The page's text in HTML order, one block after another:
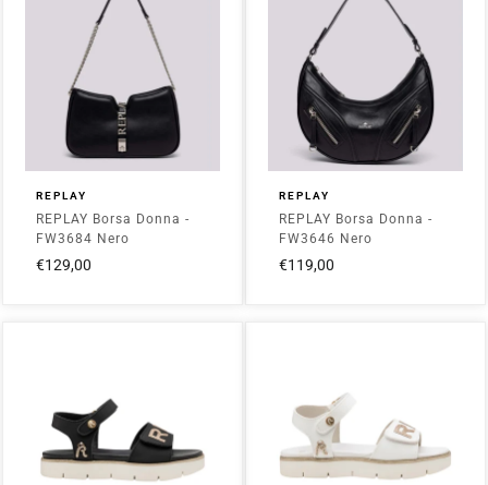
REPLAY
REPLAY Borsa Donna -
FW3684 Nero
€129,00
REPLAY
REPLAY Borsa Donna -
FW3646 Nero
€119,00